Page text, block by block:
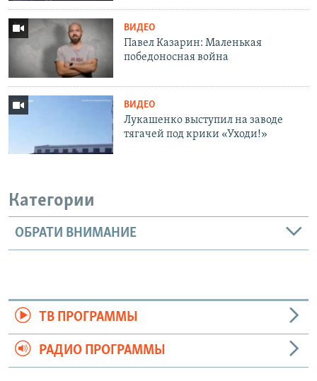
ВИДЕО
Павел Казарин: Маленькая
победоносная война
ВИДЕО
Лукашенко выступил на заводе
тягачей под крики «Уходи!»
Категории
ОБРАТИ ВНИМАНИЕ
ТВ ПРОГРАММЫ
РАДИО ПРОГРАММЫ